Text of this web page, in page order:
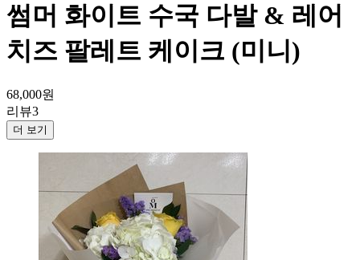
썸머 화이트 수국 다발 & 레어
치즈 팔레트 케이크 (미니)
68,000원
리뷰3
더 보기